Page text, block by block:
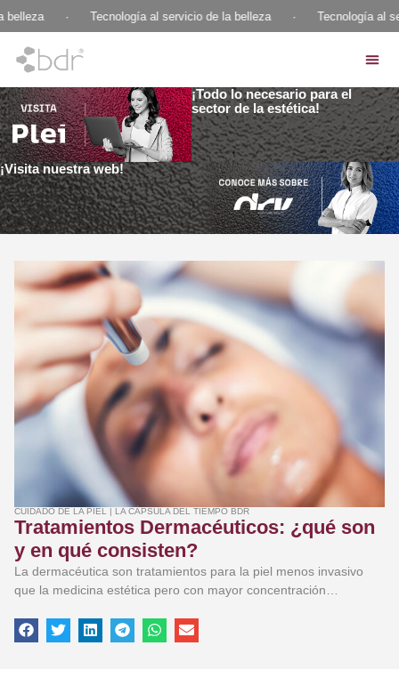
Tecnología al servicio de la belleza Tecnología al
¡Todo lo necesario para el
sector de la estética!
¡Visita nuestra web!
CUIDADO DE LA PIEL | LA CÁPSULA DEL TIEMPO BDR
Tratamientos Dermacéuticos: ¿qué son
y en qué consisten?
La dermacéutica son tratamientos para la piel menos invasivo
que la medicina estética pero con mayor concentración…